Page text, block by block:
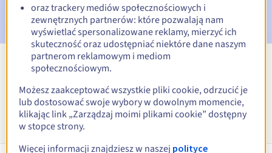
usunięciu nazwy domeny
Zobacz wszystkie rozszerzenia
Informacje o .szczecin.pl
oraz trackery mediów społecznościowych i
zewnętrznych partnerów: które pozwalają nam
wyświetlać spersonalizowane reklamy, mierzyć ich
skuteczność oraz udostępniać niektóre dane naszym
partnerom reklamowym i mediom
społecznościowym.
Możesz zaakceptować wszystkie pliki cookie, odrzucić je
lub dostosować swoje wybory w dowolnym momencie,
klikając link „Zarządzaj moimi plikami cookie” dostępny
w stopce strony.
Więcej informacji znajdziesz w naszej polityce